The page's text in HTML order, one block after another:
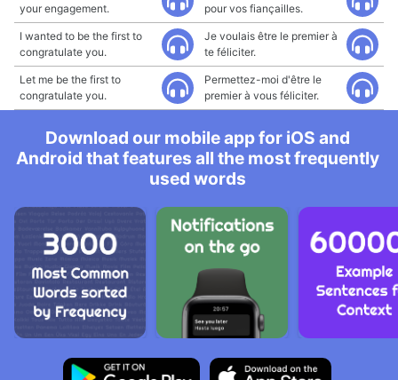
your engagement.
pour vos fiançailles.
I wanted to be the first to
congratulate you.
Je voulais être le premier à
te féliciter.
Let me be the first to
congratulate you.
Permettez-moi d'être le
premier à vous féliciter.
Download our mobile app for iOS and
Android that features all the most frequently
used words